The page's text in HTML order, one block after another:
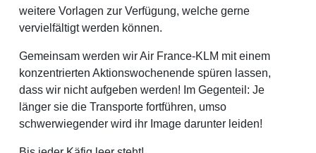
weitere Vorlagen zur Verfügung, welche gerne
vervielfältigt werden können.
Gemeinsam werden wir Air France-KLM mit einem
konzentrierten Aktionswochenende spüren lassen,
dass wir nicht aufgeben werden! Im Gegenteil: Je
länger sie die Transporte fortführen, umso
schwerwiegender wird ihr Image darunter leiden!